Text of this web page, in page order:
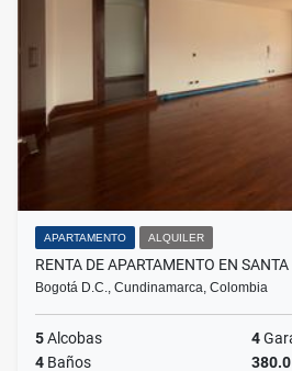
APARTAMENTO ALQUILER
RENTA DE APARTAMENTO EN
Bogotá D.C., Cundinamarca, Colombia
5Alcobas 4
4 Baños 380.0